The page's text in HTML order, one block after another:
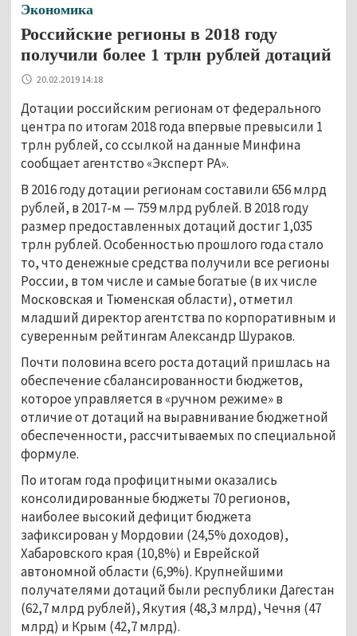
Экономика
Российские регионы в 2018 году
получили более 1 трлн рублей дотаций
20.02.2019 14:18
Дотации российским регионам от федерального
центра по итогам 2018 года впервые превысили 1
трлн рублей, со ссылкой на данные Минфина
сообщает агентство «Эксперт РА».
В 2016 году дотации регионам составили 656 млрд
рублей, в 2017-м — 759 млрд рублей. В 2018 году
размер предоставленных дотаций достиг 1,035
трлн рублей. Особенностью прошлого года стало
то, что денежные средства получили все регионы
России, в том числе и самые богатые (в их числе
Московская и Тюменская области), отметил
младший директор агентства по корпоративным и
суверенным рейтингам Александр Шураков.
Почти половина всего роста дотаций пришлась на
обеспечение сбалансированности бюджетов,
которое управляется в «ручном режиме» в
отличие от дотаций на выравнивание бюджетной
обеспеченности, рассчитываемых по специальной
формуле.
По итогам года профицитными оказались
консолидированные бюджеты 70 регионов,
наиболее высокий дефицит бюджета
зафиксирован у Мордовии (24,5% доходов),
Хабаровского края (10,8%) и Еврейской
автономной области (6,9%). Крупнейшими
получателями дотаций были республики Дагестан
(62,7 млрд рублей), Якутия (48,3 млрд), Чечня (47
млрд) и Крым (42,7 млрд).